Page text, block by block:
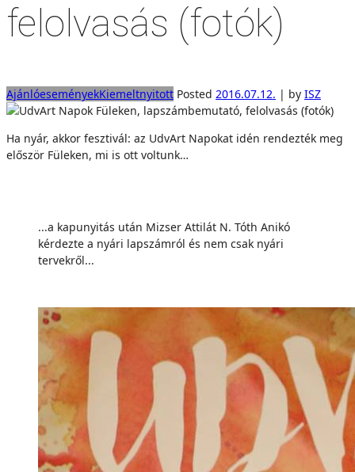
felolvasás (fotók)
AjánlóeseményekKiemeltnyitott Posted 2016.07.12. | by ISZ
Ha nyár, akkor fesztivál: az UdvArt Napokat idén rendezték meg
először Füleken, mi is ott voltunk…
...a kapunyitás után Mizser Attilát N. Tóth Anikó
kérdezte a nyári lapszámról és nem csak nyári
tervekről...